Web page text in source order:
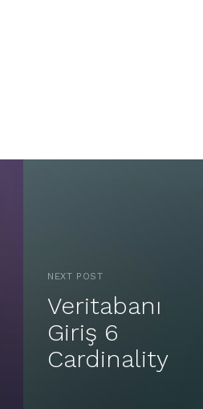
NEXT POST
Veritabanı
Giriş 6
Cardinality